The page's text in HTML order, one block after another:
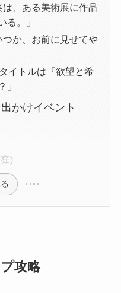
、ある美術展に作品
る。」
つか、お前に見せてや
イトルは『欲望と希
」
かけイベント
)
攻略